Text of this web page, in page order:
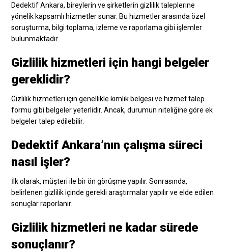
Dedektif Ankara, bireylerin ve şirketlerin gizlilik taleplerine
yönelik kapsamlı hizmetler sunar. Bu hizmetler arasında özel
soruşturma, bilgi toplama, izleme ve raporlama gibi işlemler
bulunmaktadır.
Gizlilik hizmetleri için hangi belgeler
gereklidir?
Gizlilik hizmetleri için genellikle kimlik belgesi ve hizmet talep
formu gibi belgeler yeterlidir. Ancak, durumun niteliğine göre ek
belgeler talep edilebilir.
Dedektif Ankara’nın çalışma süreci
nasıl işler?
İlk olarak, müşteri ile bir ön görüşme yapılır. Sonrasında,
belirlenen gizlilik içinde gerekli araştırmalar yapılır ve elde edilen
sonuçlar raporlanır.
Gizlilik hizmetleri ne kadar sürede
sonuçlanır?